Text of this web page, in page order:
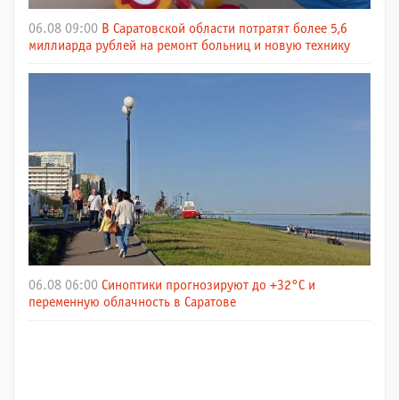
06.08 09:00 В Саратовской области потратят более 5,6
миллиарда рублей на ремонт больниц и новую технику
06.08 06:00 Синоптики прогнозируют до +32°C и
переменную облачность в Саратове